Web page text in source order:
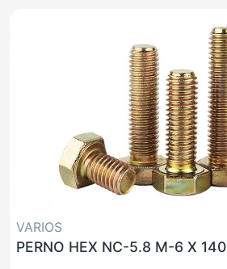
VARIOS
PERNO HEX NC-5.8 M-6 X 140